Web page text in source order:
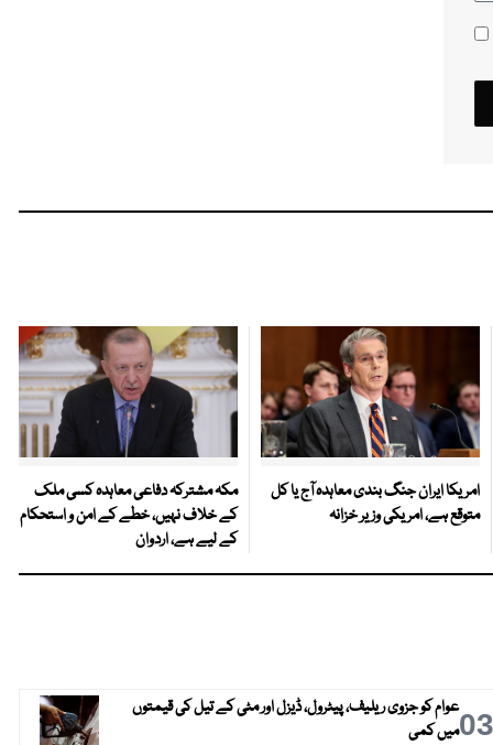
امریکا ایران جنگ بندی معاہدہ آج یا کل
متوقع ہے، امریکی وزیر خزانہ
مکہ مشترکہ دفاعی معاہدہ کسی ملک
کے خلاف نہیں، خطے کے امن و استحکام
کے لیے ہے، اردوان
03عوام کو جزوی ریلیف، پیٹرول، ڈیزل اور مٹی کے تیل کی قیمتوں
میں کمی